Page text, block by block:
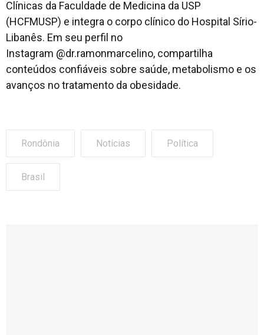
Clínicas da Faculdade de Medicina da USP
(HCFMUSP) e integra o corpo clínico do Hospital Sírio-
Libanês. Em seu perfil no
Instagram @dr.ramonmarcelino, compartilha
conteúdos confiáveis sobre saúde, metabolismo e os
avanços no tratamento da obesidade.
Rondônia Notícias Política
Brasil